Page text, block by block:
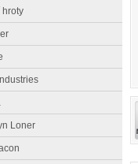
hroty
Loner